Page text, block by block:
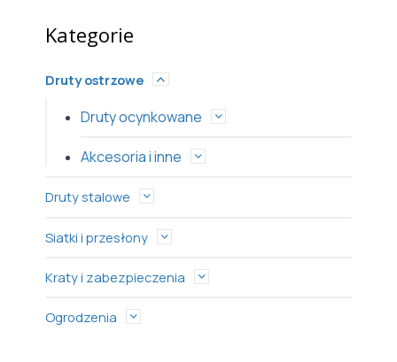
Kategorie
Druty ostrzowe
Druty ocynkowane
Akcesoria i inne
Druty stalowe
Siatki i przesłony
Kraty i zabezpieczenia
Ogrodzenia